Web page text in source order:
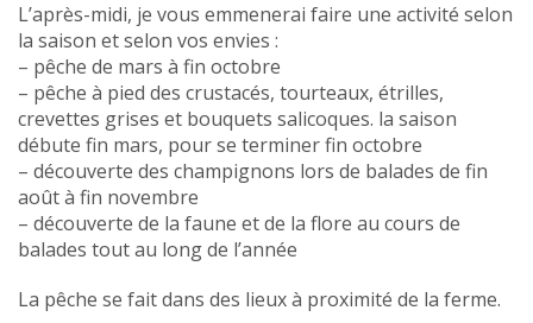
L’après-midi, je vous emmenerai faire une activité selon
la saison et selon vos envies :
– pêche de mars à fin octobre
– pêche à pied des crustacés, tourteaux, étrilles,
crevettes grises et bouquets salicoques. la saison
débute fin mars, pour se terminer fin octobre
– découverte des champignons lors de balades de fin
août à fin novembre
– découverte de la faune et de la flore au cours de
balades tout au long de l’année
La pêche se fait dans des lieux à proximité de la ferme.